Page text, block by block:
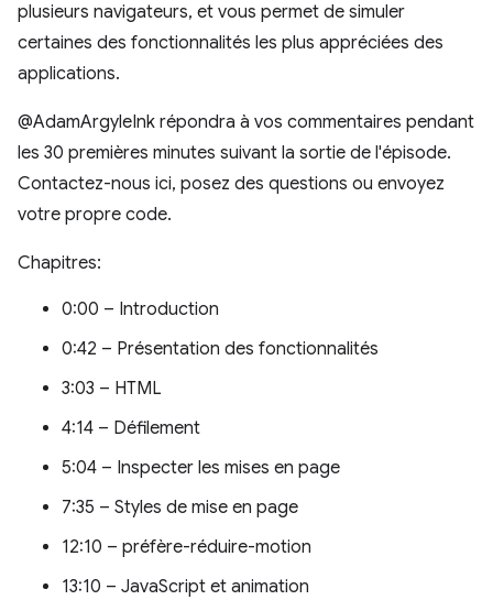
plusieurs navigateurs, et vous permet de simuler
certaines des fonctionnalités les plus appréciées des
applications.
@AdamArgyleInk répondra à vos commentaires pendant
les 30 premières minutes suivant la sortie de l'épisode.
Contactez-nous ici, posez des questions ou envoyez
votre propre code.
Chapitres:
0:00 – Introduction
0:42 – Présentation des fonctionnalités
3:03 – HTML
4:14 – Défilement
5:04 – Inspecter les mises en page
7:35 – Styles de mise en page
12:10 – préfère-réduire-motion
13:10 – JavaScript et animation